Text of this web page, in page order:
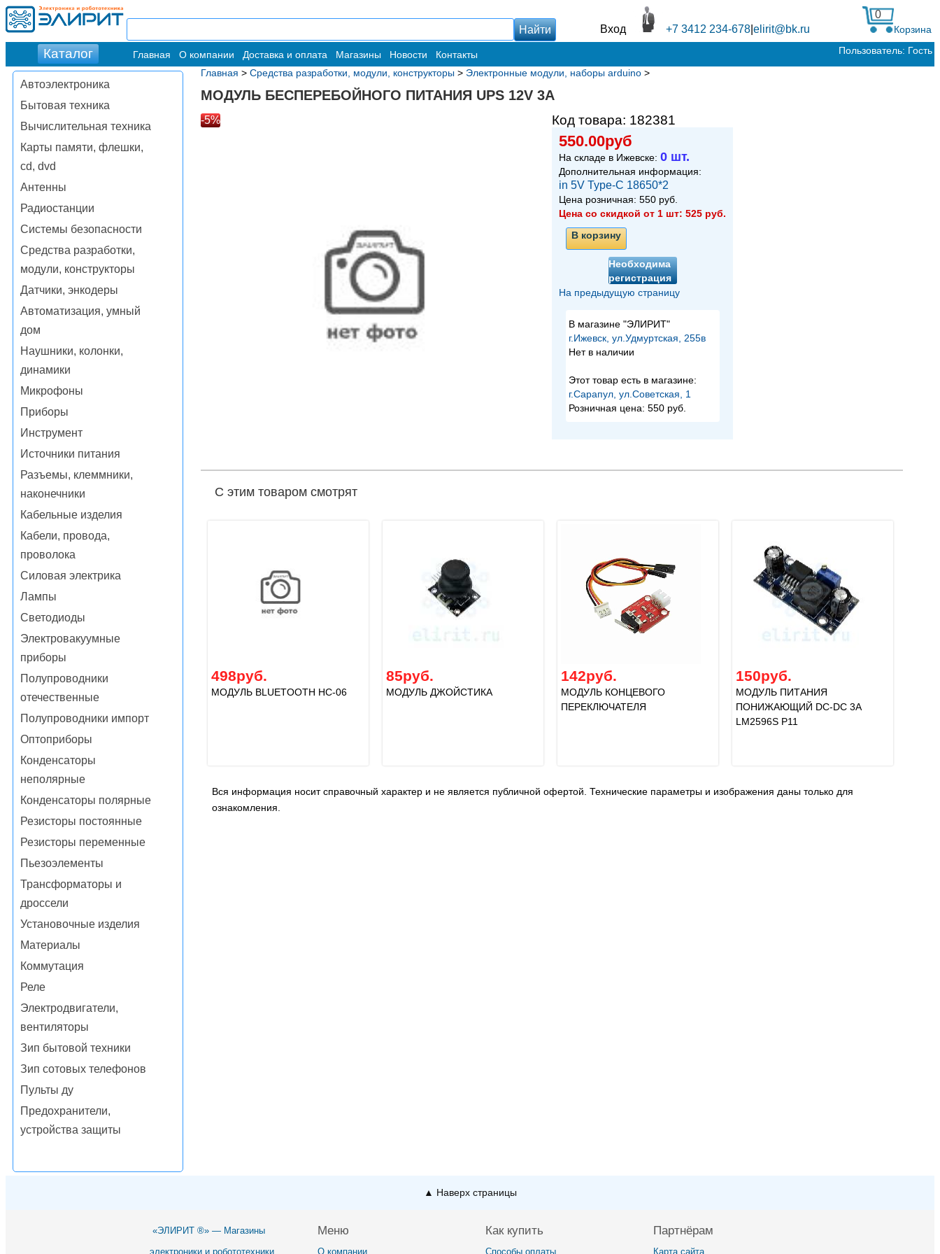
Вход +7 3412 234-678 elirit@bk.ru
0
Корзина
Главная О компании Доставка и оплата Магазины Новости Контакты Пользователь: Гость
Автоэлектроника
Бытовая техника
Вычислительная техника
Карты памяти, флешки,
cd, dvd
Антенны
Радиостанции
Системы безопасности
Средства разработки,
модули, конструкторы
Датчики, энкодеры
Автоматизация, умный
дом
Наушники, колонки,
динамики
Микрофоны
Приборы
Инструмент
Источники питания
Разъемы, клеммники,
наконечники
Кабельные изделия
Кабели, провода,
проволока
Силовая электрика
Лампы
Светодиоды
Электровакуумные
приборы
Полупроводники
отечественные
Полупроводники импорт
Оптоприборы
Конденсаторы
неполярные
Конденсаторы полярные
Резисторы постоянные
Резисторы переменные
Пьезоэлементы
Трансформаторы и
дроссели
Установочные изделия
Материалы
Коммутация
Реле
Электродвигатели,
вентиляторы
Зип бытовой техники
Зип сотовых телефонов
Пульты ду
Предохранители,
устройства защиты
Главная > Средства разработки, модули, конструкторы > Электронные модули, наборы arduino >
МОДУЛЬ БЕСПЕРЕБОЙНОГО ПИТАНИЯ UPS 12V 3A
-5% Код товара: 182381
550.00руб
На складе в Ижевске: 0 шт.
Дополнительная информация:
in 5V Type-C 18650*2
Цена розничная: 550 руб.
Цена со скидкой от 1 шт: 525 руб.
В корзину
Необходима
регистрация
На предыдущую страницу
В магазине "ЭЛИРИТ"
г.Ижевск, ул.Удмуртская, 255в
Нет в наличии
Этот товар есть в магазине:
г.Сарапул, ул.Советская, 1
Розничная цена: 550 руб.
С этим товаром смотрят
498руб.
МОДУЛЬ BLUETOOTH HC-06
85руб.
МОДУЛЬ ДЖОЙСТИКА
142руб.
МОДУЛЬ КОНЦЕВОГО
ПЕРЕКЛЮЧАТЕЛЯ
150руб.
МОДУЛЬ ПИТАНИЯ
ПОНИЖАЮЩИЙ DC-DC 3A
LM2596S P11
Вся информация носит справочный характер и не является публичной офертой. Технические параметры и изображения даны только для
ознакомления.
▲ Наверх страницы
«ЭЛИРИТ ®» — Магазины
электроники и робототехники
Меню
О компании
Как купить
Способы оплаты
Партнёрам
Карта сайта